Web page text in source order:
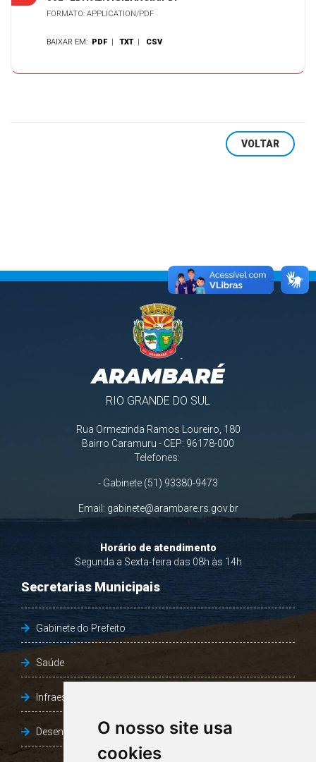
O nosso site usa
cookies
FORMATO: APPLICATION/PDF
BAIXAR EM: PDF |TXT | CSV
VOLTAR
ARAMBARÉ
RIO GRANDE DO SUL
Rua Ormezinda Ramos Loureiro, 180
Bairro Caramuru - CEP: 96178-000
Telefones:
- Gabinete (51) 93380-9473
Email: gabinete@arambare.rs.gov.br
Horário de atendimento
Segunda a Sexta-feira das 08h às 14h
Secretarias Municipais
Gabinete do Prefeito
Saúde
Infraestrutura, Agricultura e Meio Ambiente
Desenvolvimento Social